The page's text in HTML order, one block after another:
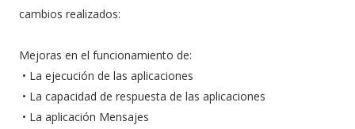
cambios realizados:
Mejoras en el funcionamiento de:
• La ejecución de las aplicaciones
• La capacidad de respuesta de las aplicaciones
• La aplicación Mensajes